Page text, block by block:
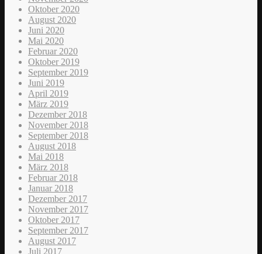
Oktober 2020
August 2020
Juni 2020
Mai 2020
Februar 2020
Oktober 2019
September 2019
Juni 2019
April 2019
März 2019
Dezember 2018
November 2018
September 2018
August 2018
Mai 2018
März 2018
Februar 2018
Januar 2018
Dezember 2017
November 2017
Oktober 2017
September 2017
August 2017
Juli 2017